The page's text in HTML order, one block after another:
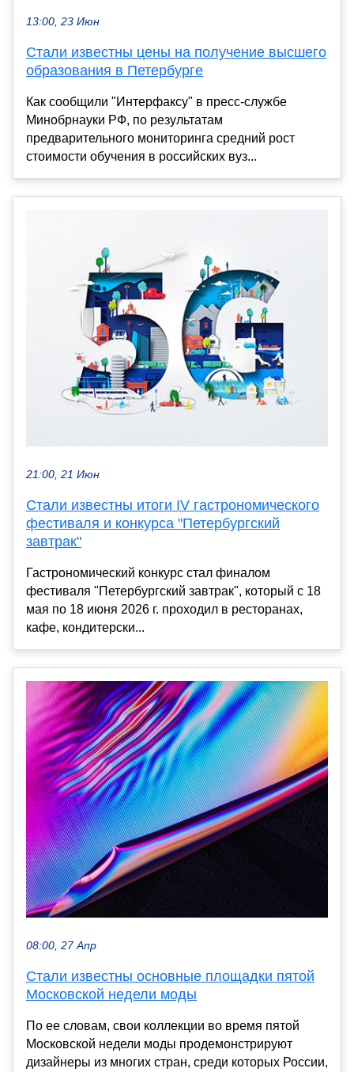
13:00, 23 Июн
Стали известны цены на получение высшего
образования в Петербурге
Как сообщили "Интерфаксу" в пресс-службе
Минобрнауки РФ, по результатам
предварительного мониторинга средний рост
стоимости обучения в российских вуз...
21:00, 21 Июн
Стали известны итоги IV гастрономического
фестиваля и конкурса "Петербургский
завтрак"
Гастрономический конкурс стал финалом
фестиваля "Петербургский завтрак", который с 18
мая по 18 июня 2026 г. проходил в ресторанах,
кафе, кондитерски...
08:00, 27 Апр
Стали известны основные площадки пятой
Московской недели моды
По ее словам, свои коллекции во время пятой
Московской недели моды продемонстрируют
дизайнеры из многих стран, среди которых России,